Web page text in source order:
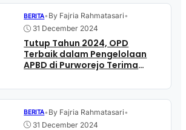
BERITA• By Fajria Rahmatasari•
31 December 2024
Tutup Tahun 2024, OPD
Terbaik dalam Pengelolaan
APBD di Purworejo Terima
BERITA• By Fajria Rahmatasari•
31 December 2024